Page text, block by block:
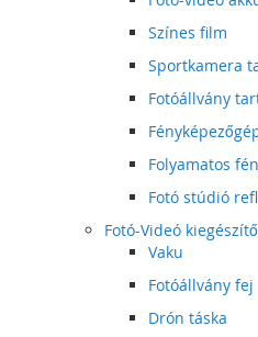
Színes film
Sportkamera
Fotóállvány
Folyamatos
Fotó stúdió
Fotó-Videó
Vaku
Fotóállvány fej
Drón táska